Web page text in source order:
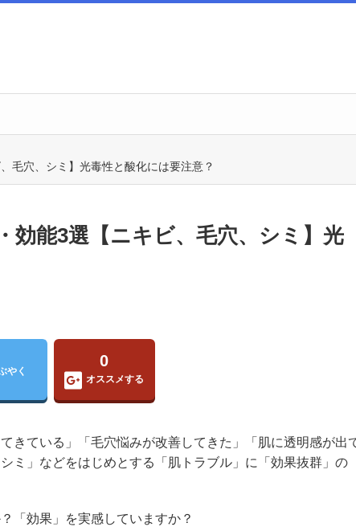
毛穴、シミ】光毒性と酸化には要注意？
効能3選【ニキビ、毛穴、シミ】光
やく
0
オススメする
きている」「毛穴悩みが改善してきた」「肌に透明感が出
ミ」などをはじめとする「肌トラブル」に「効果抜群」の
「効果」を実感していますか？